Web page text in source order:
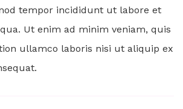
tempor incididunt ut labore et
Ut enim ad minim veniam, quis
ullamco laboris nisi ut aliquip ex